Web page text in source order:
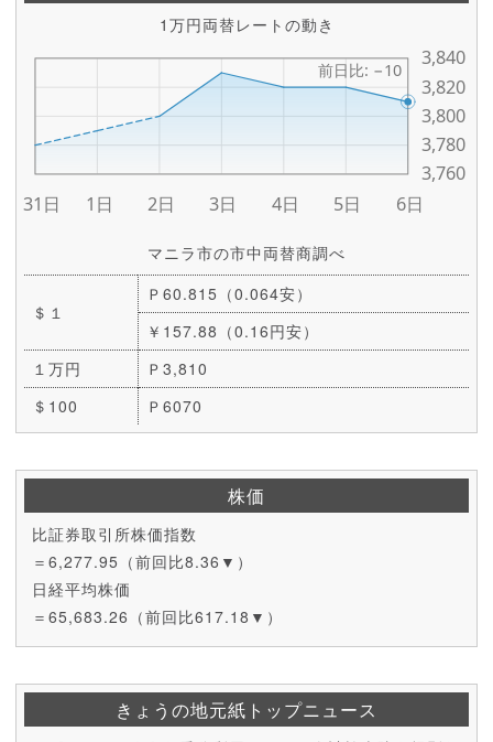
1万円両替レートの動き
マニラ市の市中両替商調べ
＄１
Ｐ60.815（0.064安）
￥157.88（0.16円安）
１万円
Ｐ3,810
＄100
Ｐ6070
株価
比証券取引所株価指数
＝6,277.95（前回比8.36▼）
日経平均株価
＝65,683.26（前回比617.18▼）
きょうの地元紙トップニュース